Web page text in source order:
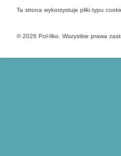
Ta strona wykorzystuje pliki typu
© 2026 Pol-Ilko. Wszystkie prawa